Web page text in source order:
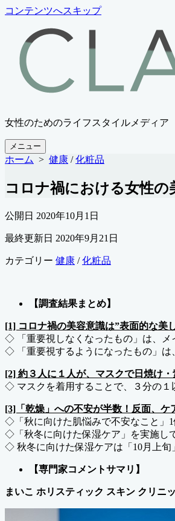
コンテンツへスキップ
女性のためのライフスタイルメディア
メニュー
ホーム > 健康 /化粧品
コロナ禍における女性の
公開日 2020年10月1日
最終更新日 2020年9月21日
カテゴリー 健康 /化粧品
【調査結果まとめ】
[1] コロナ禍の美容意識は”表面的な美
◇ 「重要視しなくなったもの」は、メ
◇ 「重要視するようになったもの」は
[2] 約３人に１人が、マスクで日焼け
◇ マスクを着用することで、３分の１
[3]「乾燥」への不安が半数！反面、ケ
◇「秋に向けた肌悩みで不安なこと」1
◇「秋冬に向けた保湿ケア」を実施し
◇ 秋冬に向けた保湿ケアは「10月上旬
【専門家コメントサマリ】
まいこ ホリスティック スキン クリニ